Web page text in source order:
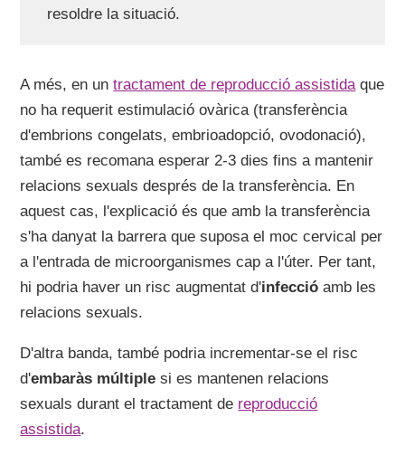
resoldre la situació.
A més, en untractament de reproducció assistidaque
no ha requerit estimulació ovàrica (transferència
d'embrions congelats, embrioadopció, ovodonació),
també es recomana esperar 2-3 dies fins a mantenir
relacions sexuals després de la transferència. En
aquest cas, l'explicació és que amb la transferència
s'ha danyat la barrera que suposa el moc cervical per
a l'entrada de microorganismes cap a l'úter. Per tant,
hi podria haver un risc augmentat d'infecció amb les
relacions sexuals.
D'altra banda, també podria incrementar-se el risc
d'embaràs múltiple si es mantenen relacions
sexuals durant el tractament de reproducció
assistida.